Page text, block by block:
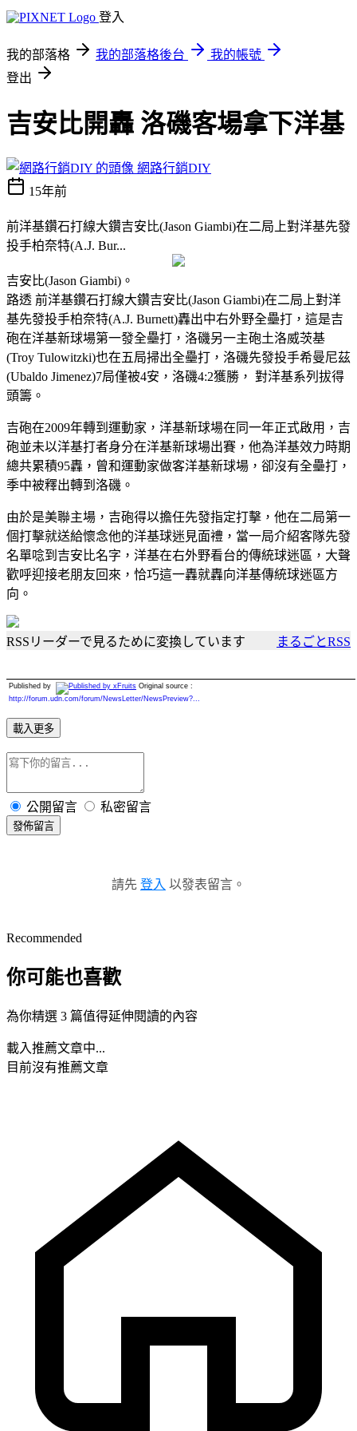
登入
我的部落格 我的部落格後台
我的帳號
登出
吉安比開轟 洛磯客場拿下洋基
網路行銷DIY
15年前
前洋基鑽石打線大鑽吉安比(Jason Giambi)在二局上對洋基先發
投手柏奈特(A.J. Bur...
吉安比(Jason Giambi)。
路透 前洋基鑽石打線大鑽吉安比(Jason Giambi)在二局上對洋
基先發投手柏奈特(A.J. Burnett)轟出中右外野全壘打，這是吉
砲在洋基新球場第一發全壘打，洛磯另一主砲土洛威茨基
(Troy Tulowitzki)也在五局掃出全壘打，洛磯先發投手希曼尼茲
(Ubaldo Jimenez)7局僅被4安，洛磯4:2獲勝， 對洋基系列拔得
頭籌。
吉砲在2009年轉到運動家，洋基新球場在同一年正式啟用，吉
砲並未以洋基打者身分在洋基新球場出賽，他為洋基效力時期
總共累積95轟，曾和運動家做客洋基新球場，卻沒有全壘打，
季中被釋出轉到洛磯。
由於是美聯主場，吉砲得以擔任先發指定打擊，他在二局第一
個打擊就送給懷念他的洋基球迷見面禮，當一局介紹客隊先發
名單唸到吉安比名字，洋基在右外野看台的傳統球迷區，大聲
歡呼迎接老朋友回來，恰巧這一轟就轟向洋基傳統球迷區方
向。
RSSリーダーで見るために変換しています まるごとRSS
Published by
Original source :
http://forum.udn.com/forum/NewsLetter/NewsPreview?...
載入更多
公開留言 私密留言
發佈留言
請先 登入 以發表留言。
Recommended
你可能也喜歡
為你精選 3 篇值得延伸閱讀的內容
載入推薦文章中...
目前沒有推薦文章